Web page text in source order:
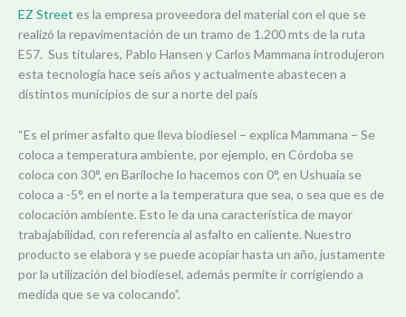
EZ Street es la empresa proveedora del material con el que se
realizó la repavimentación de un tramo de 1.200 mts de la ruta
E57. Sus titulares, Pablo Hansen y Carlos Mammana introdujeron
esta tecnología hace seis años y actualmente abastecen a
distintos municipios de sur a norte del país
“Es el primer asfalto que lleva biodiesel – explica Mammana – Se
coloca a temperatura ambiente, por ejemplo, en Córdoba se
coloca con 30°, en Bariloche lo hacemos con 0°, en Ushuaia se
coloca a -5°, en el norte a la temperatura que sea, o sea que es de
colocación ambiente. Esto le da una característica de mayor
trabajabilidad, con referencia al asfalto en caliente. Nuestro
producto se elabora y se puede acopiar hasta un año, justamente
por la utilización del biodiesel, además permite ir corrigiendo a
medida que se va colocando”.